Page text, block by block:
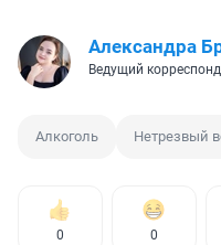
Александра
Ведущий
Алкоголь Нетрезвый
0 0